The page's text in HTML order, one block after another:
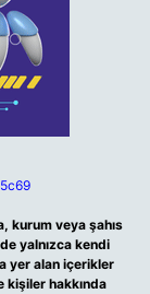
kurum veya şahıs
yalnızca kendi
yer alan içerikler
kişiler hakkında